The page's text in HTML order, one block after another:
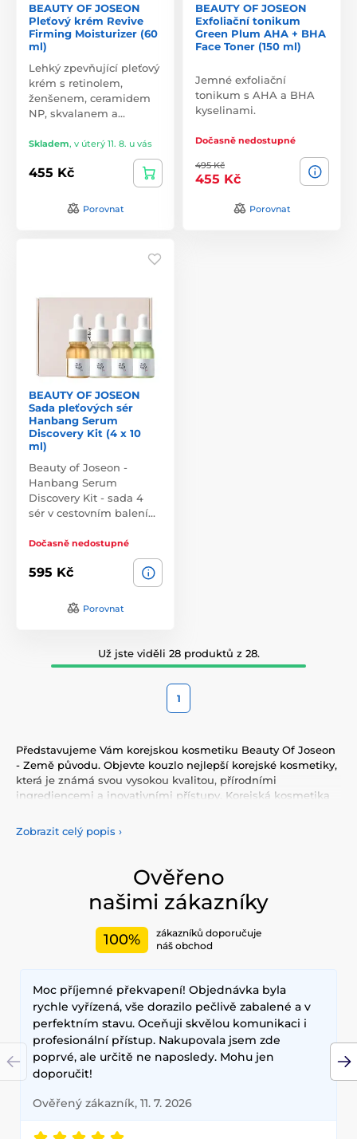
BEAUTY OF JOSEON
Pleťový krém Revive
Firming Moisturizer (60
ml)
Lehký zpevňující pleťový
krém s retinolem,
ženšenem, ceramidem
NP, skvalanem a…
Skladem, v úterý 11. 8. u vás
455 Kč
Porovnat
BEAUTY OF JOSEON
Exfoliační tonikum
Green Plum AHA + BHA
Face Toner (150 ml)
Jemné exfoliační
tonikum s AHA a BHA
kyselinami.
Dočasně nedostupné
495 Kč
455 Kč
Porovnat
BEAUTY OF JOSEON
Sada pleťových sér
Hanbang Serum
Discovery Kit (4 x 10
ml)
Beauty of Joseon -
Hanbang Serum
Discovery Kit - sada 4
sér v cestovním balení…
Dočasně nedostupné
595 Kč
Porovnat
Už jste viděli 28 produktů z 28.
1
Představujeme Vám korejskou kosmetiku Beauty Of Joseon
- Země původu. Objevte kouzlo nejlepší korejské kosmetiky,
která je známá svou vysokou kvalitou, přírodními
ingrediencemi a inovativními přístupy. Korejská kosmetika
Vyzkoušejte tonery, séra, esence, pleťové krémy, vše pro
odlíčení a čištění pleti. Korejská kosmetika se také
opalovacími krémy. Doporučujeme také vyzkoušet péči o
vlasy, jako jsou šampony, kondicionery, masky, oleje a další.
Nesmíme zapomenout také na dekorativní kosmetiku pro
Mezi nejčastěji používané ingredience patří šnečí extrakt,
elasticitu. Hlavními benefity korejské kosmetiky jsou
dlouhodobé výsledky, přírodní složení a inovativní
technologie, které zajišťují zdravou a zářivou pleť.
Zobrazit celý popis ›
Ověřeno
našimi zákazníky
100%
zákazníků doporučuje
náš obchod
Moc příjemné překvapení! Objednávka byla
rychle vyřízená, vše dorazilo pečlivě zabalené a v
perfektním stavu. Oceňuji skvělou komunikaci i
profesionální přístup. Nakupovala jsem zde
poprvé, ale určitě ne naposledy. Mohu jen
doporučit!
Ověřený zákazník, 11. 7. 2026